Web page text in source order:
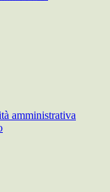
amministrativa